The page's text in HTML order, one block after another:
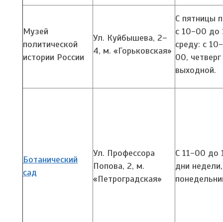
Музей
политической
истории России
Ул. Куйбышева, 2–
4, м. «Горьковская»
С пятницы
с 10-00 до
среду: с
00,
выходной.
Ботанический
сад
Ул. Профессора
Попова, 2, м.
«Петроградская»
С 11-00 до
дни